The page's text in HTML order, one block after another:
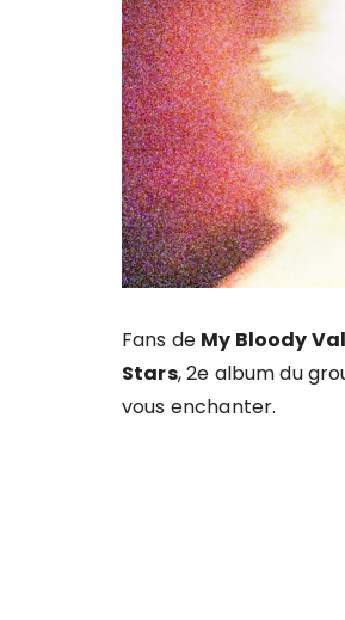
Fans de My Bloody
Stars, 2e album du
vous enchanter.